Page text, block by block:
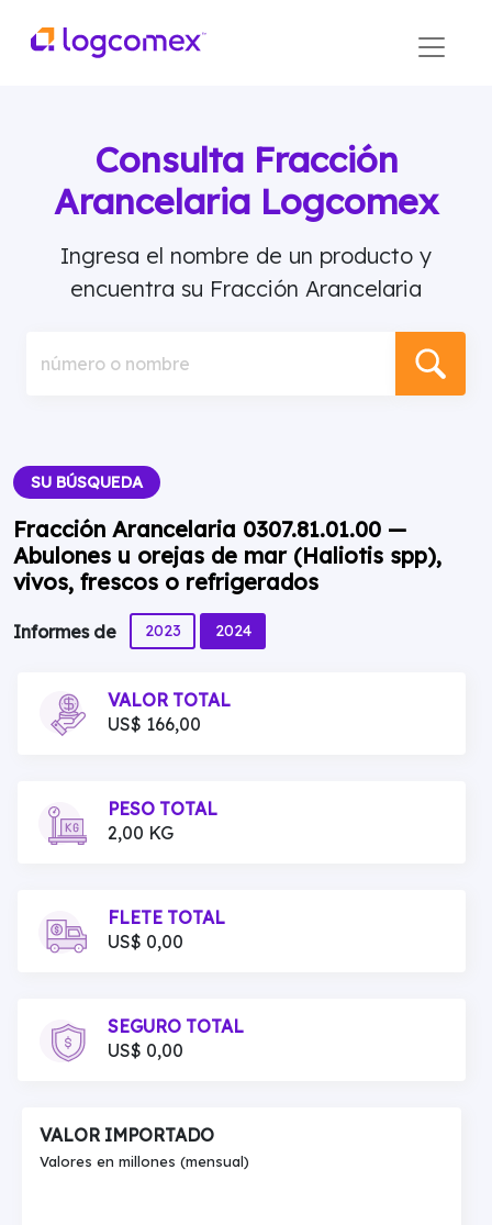
Consulta Fracción
Arancelaria Logcomex
Ingresa el nombre de un producto y
encuentra su Fracción Arancelaria
número o nombre
SU BÚSQUEDA
Fracción Arancelaria 0307.81.01.00 —
Abulones u orejas de mar (Haliotis spp),
vivos, frescos o refrigerados
Informes de 2023 2024
VALOR TOTAL
US$ 166,00
PESO TOTAL
2,00 KG
FLETE TOTAL
US$ 0,00
SEGURO TOTAL
US$ 0,00
VALOR IMPORTADO
Valores en millones (mensual)